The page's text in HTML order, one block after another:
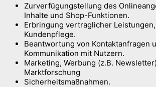
Zurverfügungstellung des
Inhalte und Shop-Funktionen.
Erbringung vertraglicher
Kundenpflege.
Beantwortung von Kontaktanfragen
Kommunikation mit Nutzern.
Marketing, Werbung (z.B.
Marktforschung
Sicherheitsmaßnahmen.